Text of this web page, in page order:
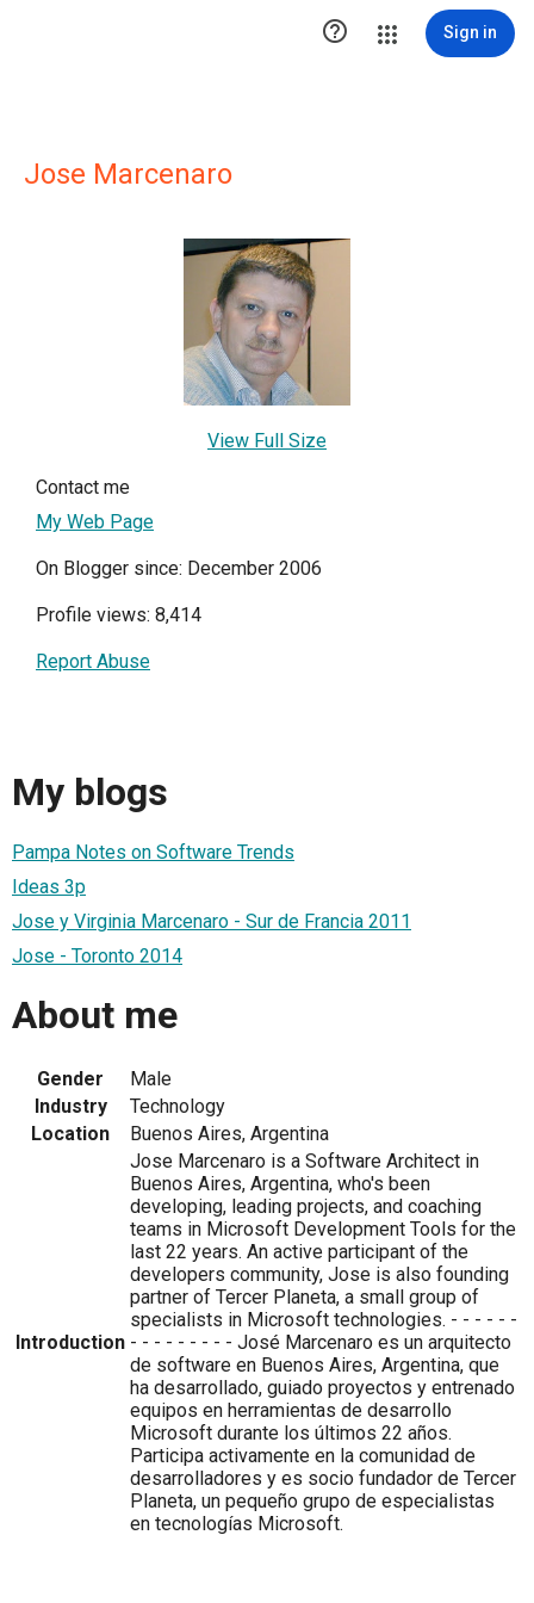
 Sign in
Jose Marcenaro
View Full Size
Contact me
My Web Page
On Blogger since: December 2006
Profile views: 8,414
Report Abuse
My blogs
Pampa Notes on Software Trends
Ideas 3p
Jose y Virginia Marcenaro - Sur de Francia 2011
Jose - Toronto 2014
About me
Gender
Male
Industry
Technology
Location
Buenos Aires, Argentina
Introduction
Jose Marcenaro is a Software Architect in
Buenos Aires, Argentina, who's been
developing, leading projects, and coaching
teams in Microsoft Development Tools for the
last 22 years. An active participant of the
developers community, Jose is also founding
partner of Tercer Planeta, a small group of
specialists in Microsoft technologies. - - - - - -
- - - - - - - - - José Marcenaro es un arquitecto
de software en Buenos Aires, Argentina, que
ha desarrollado, guiado proyectos y entrenado
equipos en herramientas de desarrollo
Microsoft durante los últimos 22 años.
Participa activamente en la comunidad de
desarrolladores y es socio fundador de Tercer
Planeta, un pequeño grupo de especialistas
en tecnologías Microsoft.